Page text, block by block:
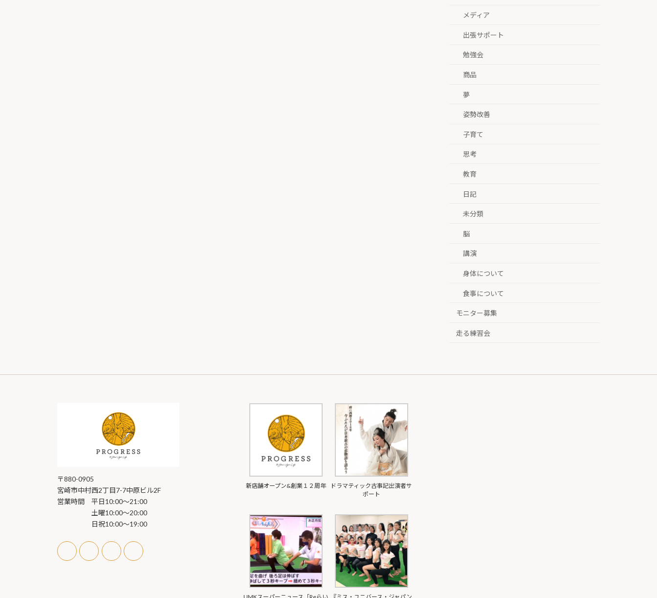
メディア
出張サポート
勉強会
商品
夢
姿勢改善
子育て
思考
教育
日記
未分類
脳
講演
身体について
食事について
モニター募集
走る練習会
〒880-0905
宮崎市中村西2丁目7-7中原ビル2F
営業時間 平日10:00～21:00
土曜10:00〜20:00
日祝10:00〜19:00
新店舗オープン&創業１２周年
ドラマティック古事記出演者サ
ポート